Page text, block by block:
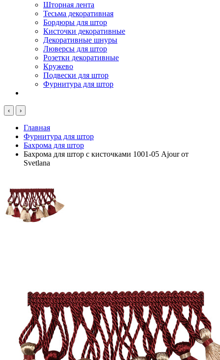
Шторная лента
Тесьма декоративная
Бордюры для штор
Кисточки декоративные
Декоративные шнуры
Люверсы для штор
Розетки декоративные
Кружево
Подвески для штор
Фурнитура для штор
‹ ›
Главная
Фурнитура для штор
Бахрома для штор
Бахрома для штор с кисточками 1001-05 Ajour от
Svetlana